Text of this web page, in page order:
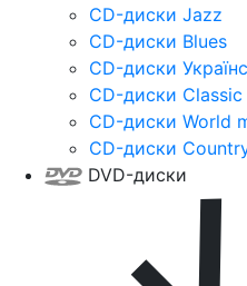
CD-диски Jazz
CD-диски Blues
CD-диски
CD-диски Classic
CD-диски World
CD-диски
DVD-диски